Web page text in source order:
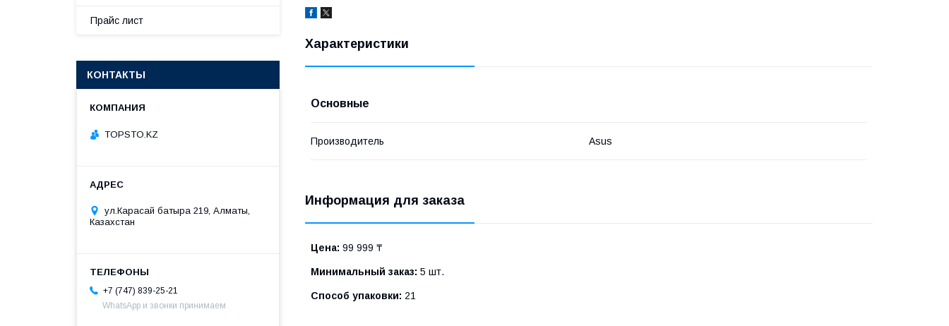
Характеристики
Основные
Производитель Asus
Информация для заказа
Цена: 99 999 ₸
Минимальный заказ: 5 шт.
Способ упаковки: 21
Прайс лист
КОНТАКТЫ
TOPSTO.KZ
ул.Карасай батыра 219, Алматы,
Казахстан
+7 (747) 839-25-21
WhatsApp и звонки принимаем